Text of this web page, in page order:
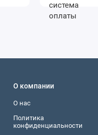
О компании
О нас
Политика
конфиденциальности